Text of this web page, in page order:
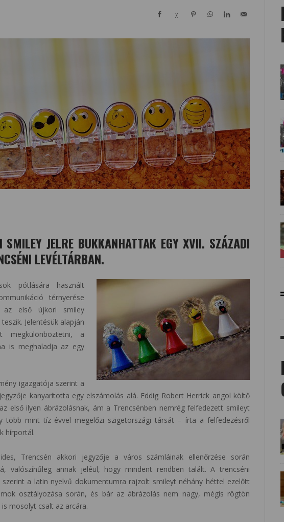
SMILEY JELRE BUKKANHATTAK EGY XVII. SZÁZADI
LEVÉLTÁRBAN.
pótlására használt
térnyerése
az első újkori smiley
Jelentésük alapján
a
is meghaladja az egy
igazgatója szerint a
kanyarította egy elszámolás alá. Eddig Robert Herrick angol költő
első ilyen ábrázolásnak, ám a Trencsénben nemrég felfedezett smileyt
több mint tíz évvel megelőzi szigetországi társát – írta a felfedezésről
hírportál.
Trencsén akkori jegyzője a város számláinak ellenőrzése során
valószínűleg annak jeléül, hogy mindent rendben talált. A trencséni
a latin nyelvű dokumentumra rajzolt smileyt néhány héttel ezelőtt
osztályozása során, és bár az ábrázolás nem nagy, mégis rögtön
mosolyt csalt az arcára.